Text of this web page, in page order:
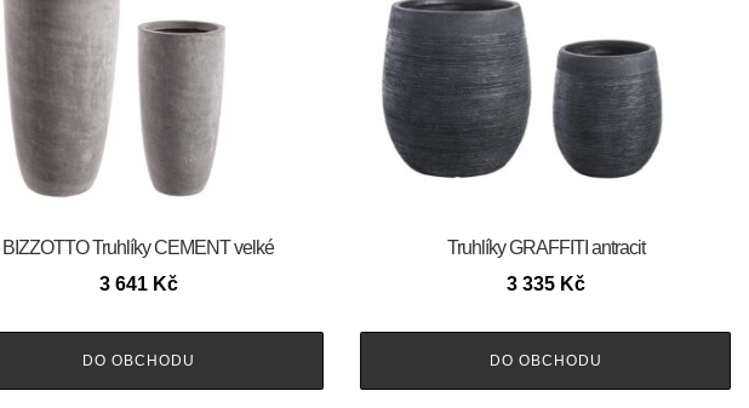
BIZZOTTO Truhlíky CEMENT velké
3 641 Kč
DO OBCHODU
Truhlíky GRAFFITI antracit
3 335 Kč
DO OBCHODU